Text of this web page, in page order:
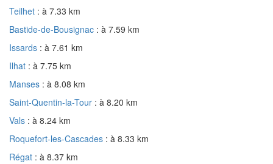
Teilhet : à 7.33 km
Bastide-de-Bousignac : à 7.59 km
Issards : à 7.61 km
Ilhat : à 7.75 km
Manses : à 8.08 km
Saint-Quentin-la-Tour : à 8.20 km
Vals : à 8.24 km
Roquefort-les-Cascades : à 8.33 km
Régat : à 8.37 km